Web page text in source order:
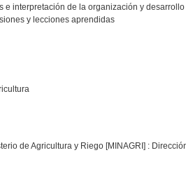
e interpretación de la organización y
y lecciones aprendidas
de Agricultura y Riego [MINAGRI] :